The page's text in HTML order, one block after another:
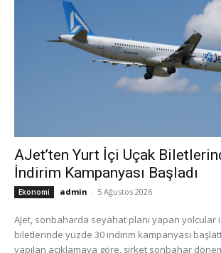
AJet’ten Yurt İçi Uçak
İndirim Kampanyası Başladı
Ekonomi admin - 5 Ağustos 2026
AJet, sonbaharda seyahat planı yapan yolcular
biletlerinde yüzde 30 indirim kampanyası başlattı. AJet
yapılan açıklamaya göre, şirket sonbahar